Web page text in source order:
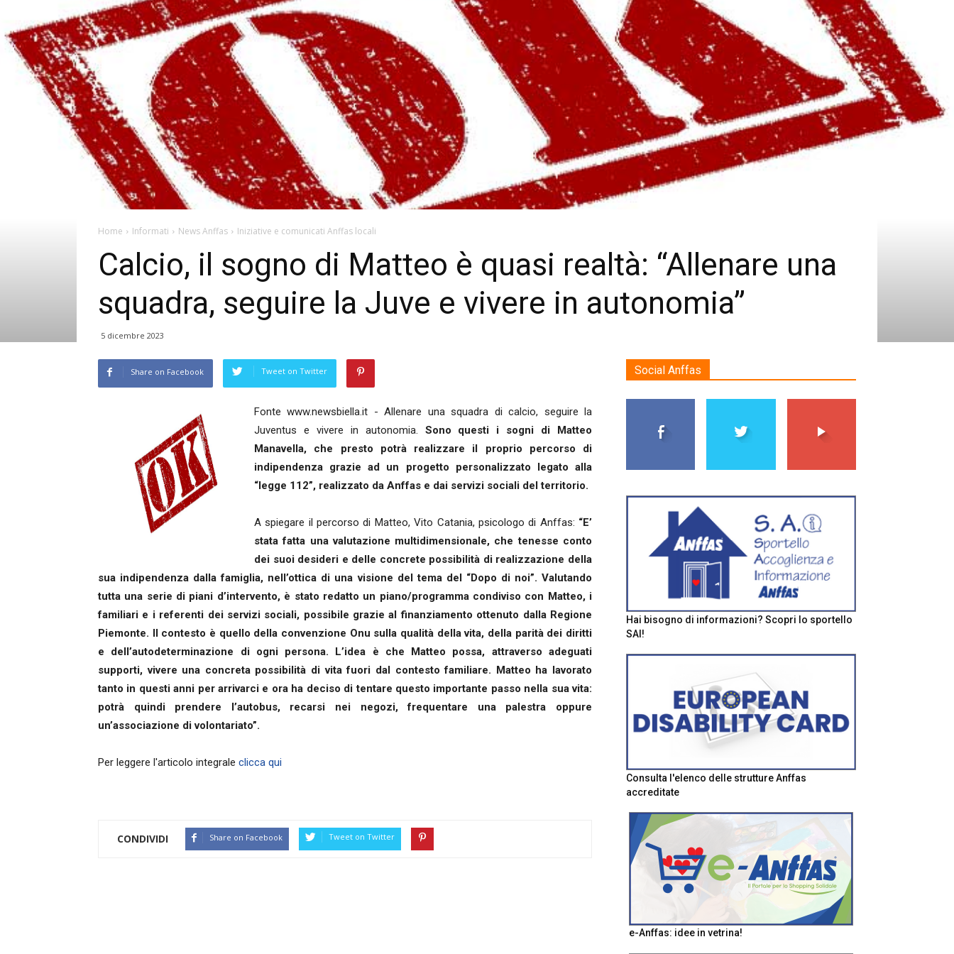
Home Informati News Anffas Iniziative e comunicati Anffas locali
Calcio, il sogno di Matteo è quasi realtà: “Allenare una
squadra, seguire la Juve e vivere in autonomia”
5 dicembre 2023
Share on Facebook Tweet on Twitter
Fonte www.newsbiella.it - Allenare una squadra di calcio, seguire la
Juventus e vivere in autonomia. Sono questi i sogni di Matteo
Manavella, che presto potrà realizzare il proprio percorso di
indipendenza grazie ad un progetto personalizzato legato alla
“legge 112”, realizzato da Anffas e dai servizi sociali del territorio.
A spiegare il percorso di Matteo, Vito Catania, psicologo di Anffas: “E’
stata fatta una valutazione multidimensionale, che tenesse conto
dei suoi desideri e delle concrete possibilità di realizzazione della
sua indipendenza dalla famiglia, nell’ottica di una visione del tema del “Dopo di noi”. Valutando
tutta una serie di piani d’intervento, è stato redatto un piano/programma condiviso con Matteo, i
familiari e i referenti dei servizi sociali, possibile grazie al finanziamento ottenuto dalla Regione
Piemonte. Il contesto è quello della convenzione Onu sulla qualità della vita, della parità dei diritti
e dell’autodeterminazione di ogni persona. L’idea è che Matteo possa, attraverso adeguati
supporti, vivere una concreta possibilità di vita fuori dal contesto familiare. Matteo ha lavorato
tanto in questi anni per arrivarci e ora ha deciso di tentare questo importante passo nella sua vita:
potrà quindi prendere l’autobus, recarsi nei negozi, frequentare una palestra oppure
un’associazione di volontariato”.
Per leggere l'articolo integrale clicca qui
CONDIVIDI Share on Facebook Tweet on Twitter
Social Anffas
Hai bisogno di informazioni? Scopri lo sportello
SAI!
Consulta l'elenco delle strutture Anffas
accreditate
e-Anffas: idee in vetrina!